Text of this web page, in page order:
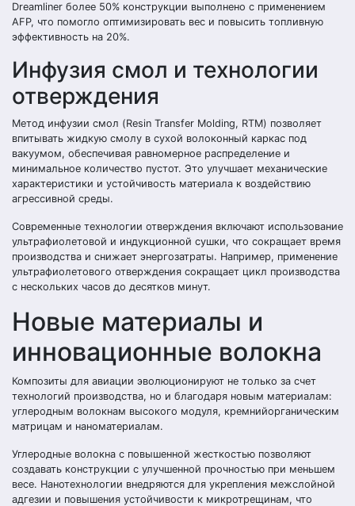
Dreamliner более 50% конструкции выполнено с применением
AFP, что помогло оптимизировать вес и повысить топливную
эффективность на 20%.
Инфузия смол и технологии
отверждения
Метод инфузии смол (Resin Transfer Molding, RTM) позволяет
впитывать жидкую смолу в сухой волоконный каркас под
вакуумом, обеспечивая равномерное распределение и
минимальное количество пустот. Это улучшает механические
характеристики и устойчивость материала к воздействию
агрессивной среды.
Современные технологии отверждения включают использование
ультрафиолетовой и индукционной сушки, что сокращает время
производства и снижает энергозатраты. Например, применение
ультрафиолетового отверждения сокращает цикл производства
с нескольких часов до десятков минут.
Новые материалы и
инновационные волокна
Композиты для авиации эволюционируют не только за счет
технологий производства, но и благодаря новым материалам:
углеродным волокнам высокого модуля, кремнийорганическим
матрицам и наноматериалам.
Углеродные волокна с повышенной жесткостью позволяют
создавать конструкции с улучшенной прочностью при меньшем
весе. Нанотехнологии внедряются для укрепления межслойной
адгезии и повышения устойчивости к микротрещинам, что